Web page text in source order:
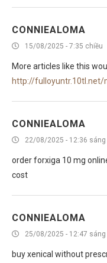
CONNIEALOMA
15/08/2025 - 7:35 chiều
More articles like this
http://fulloyuntr.10tl.net/
CONNIEALOMA
22/08/2025 - 12:36 sáng
order forxiga 10 mg
cost
CONNIEALOMA
25/08/2025 - 12:47 sáng
buy xenical without